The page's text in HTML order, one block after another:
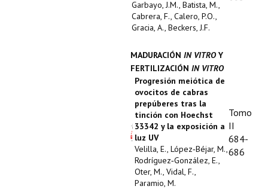
Garbayo, J.M., Batista, M.,
Cabrera, F., Calero, P.O.,
Gracia, A., Beckers, J.F.
MADURACIÓN IN VITROY
FERTILIZACIÓN IN VITRO
Progresión meiótica de
ovocitos de cabras
prepúberes tras la
tinción con Hoechst
33342 y la exposición a
luz UV
Velilla, E., López‑Béjar, M.,
Rodríguez‑González, E.,
Oter, M., Vidal, F.,
Paramio, M.
Tomo
II
684-
686